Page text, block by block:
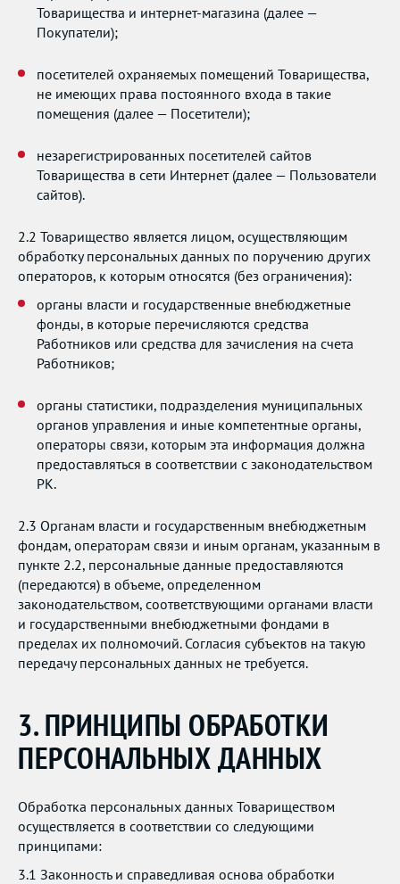
Товарищества и интернет-магазина (далее —
Покупатели);
посетителей охраняемых помещений Товарищества,
не имеющих права постоянного входа в такие
помещения (далее — Посетители);
незарегистрированных посетителей сайтов
Товарищества в сети Интернет (далее — Пользователи
сайтов).
2.2 Товарищество является лицом, осуществляющим
обработку персональных данных по поручению других
операторов, к которым относятся (без ограничения):
органы власти и государственные внебюджетные
фонды, в которые перечисляются средства
Работников или средства для зачисления на счета
Работников;
органы статистики, подразделения муниципальных
органов управления и иные компетентные органы,
операторы связи, которым эта информация должна
предоставляться в соответствии с законодательством
РК.
2.3 Органам власти и государственным внебюджетным
фондам, операторам связи и иным органам, указанным в
пункте 2.2, персональные данные предоставляются
(передаются) в объеме, определенном
законодательством, соответствующими органами власти
и государственными внебюджетными фондами в
пределах их полномочий. Согласия субъектов на такую
передачу персональных данных не требуется.
3. ПРИНЦИПЫ ОБРАБОТКИ
ПЕРСОНАЛЬНЫХ ДАННЫХ
Обработка персональных данных Товариществом
осуществляется в соответствии со следующими
принципами:
3.1 Законность и справедливая основа обработки